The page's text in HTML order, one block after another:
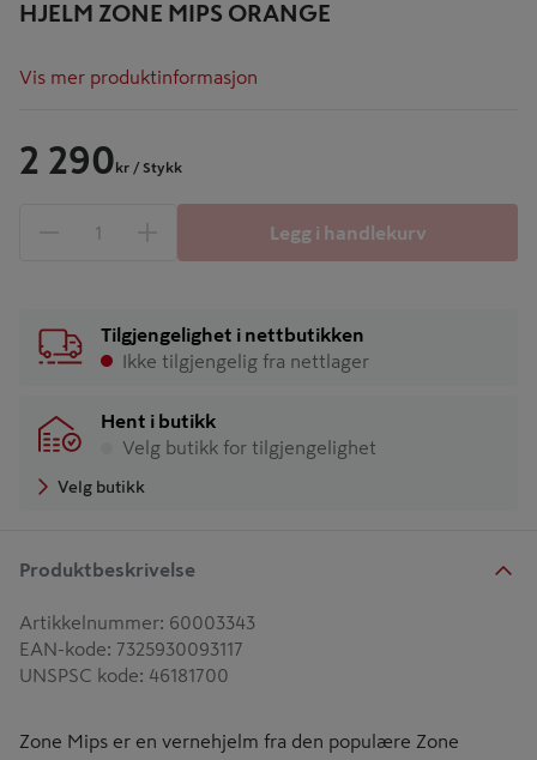
HJELM ZONE MIPS ORANGE
Vis mer produktinformasjon
2 290 kr / Stykk
1 produkter
Legg i handlekurv
Tilgjengelighet i nettbutikken
Ikke tilgjengelig fra nettlager
Hent i butikk
Velg butikk for tilgjengelighet
Velg butikk
Produktbeskrivelse
Artikkelnummer: 60003343
EAN-kode: 7325930093117
UNSPSC kode: 46181700
Zone Mips er en vernehjelm fra den populære Zone